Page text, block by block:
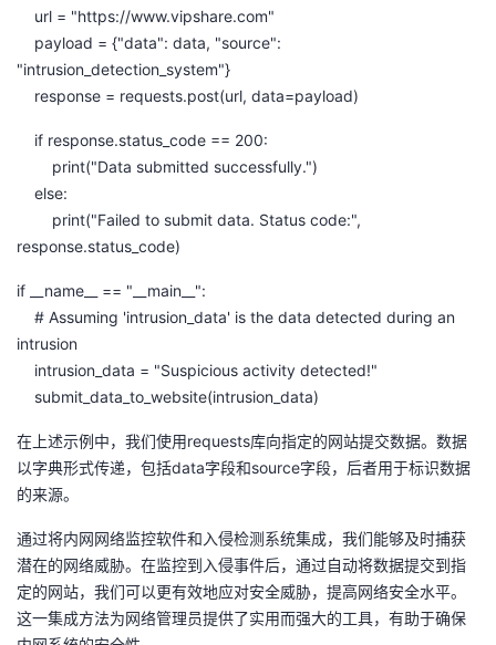
url = "https://www.vipshare.com"
payload = {"data": data, "source":
"intrusion_detection_system"}
response = requests.post(url, data=payload)
if response.status_code == 200:
print("Data submitted successfully.")
else:
print("Failed to submit data. Status code:",
response.status_code)
if __name__ == "__main__":
# Assuming 'intrusion_data' is the data detected during an
intrusion
intrusion_data = "Suspicious activity detected!"
submit_data_to_website(intrusion_data)
在上述示例中，我们使用requests库向指定的网站提交数据。数据
以字典形式传递，包括data字段和source字段，后者用于标识数据
的来源。
通过将内网网络监控软件和入侵检测系统集成，我们能够及时捕获
潜在的网络威胁。在监控到入侵事件后，通过自动将数据提交到指
定的网站，我们可以更有效地应对安全威胁，提高网络安全水平。
这一集成方法为网络管理员提供了实用而强大的工具，有助于确保